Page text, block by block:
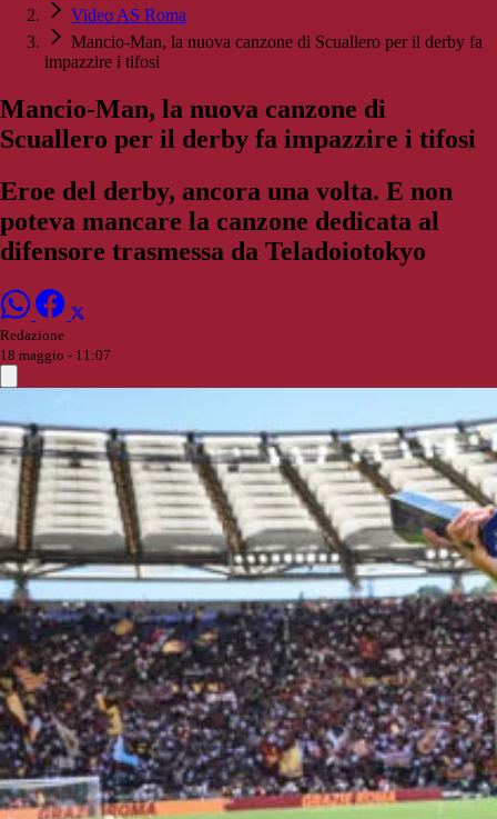
Video AS Roma
Mancio-Man, la nuova canzone di Scuallero per il derby fa
impazzire i tifosi
Mancio-Man, la nuova canzone di
Scuallero per il derby fa impazzire i tifosi
Eroe del derby, ancora una volta. E non
poteva mancare la canzone dedicata al
difensore trasmessa da Teladoiotokyo
Redazione
18 maggio - 11:07